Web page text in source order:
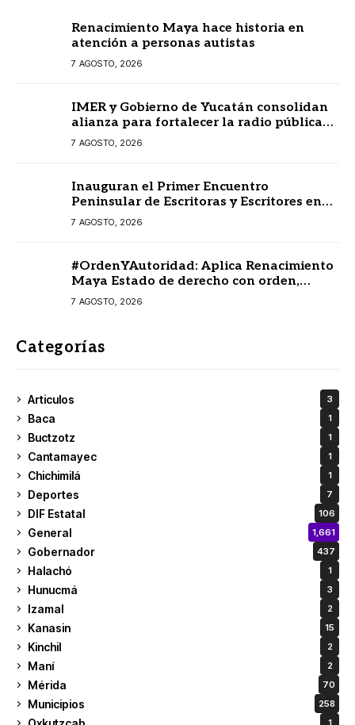
Renacimiento Maya hace historia en
atención a personas autistas
7 AGOSTO, 2026
IMER y Gobierno de Yucatán consolidan
alianza para fortalecer la radio pública
en beneficio de la ciudadanía
7 AGOSTO, 2026
Inauguran el Primer Encuentro
Peninsular de Escritoras y Escritores en
Lengua Maya 2026
7 AGOSTO, 2026
#OrdenYAutoridad: Aplica Renacimiento
Maya Estado de derecho con orden,
coordinación y saldo blanco
7 AGOSTO, 2026
Categorías
Articulos 3
Baca 1
Buctzotz 1
Cantamayec 1
Chichimilá 1
Deportes 7
DIF Estatal 106
General 1,661
Gobernador 437
Halachó 1
Hunucmá 3
Izamal 2
Kanasin 15
Kinchil 2
Maní 2
Mérida 70
Municipios 258
1